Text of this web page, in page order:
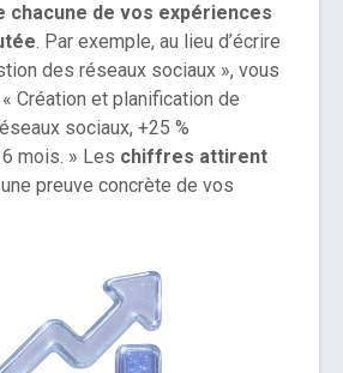
chacune de vos expériences
. Par exemple, au lieu d’écrire
des réseaux sociaux », vous
Création et planification de
sociaux, +25 %
mois. » Les chiffres attirent
preuve concrète de vos